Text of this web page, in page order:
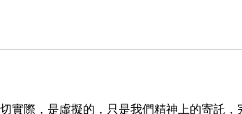
實際，是虛擬的，只是我們精神上的寄託，